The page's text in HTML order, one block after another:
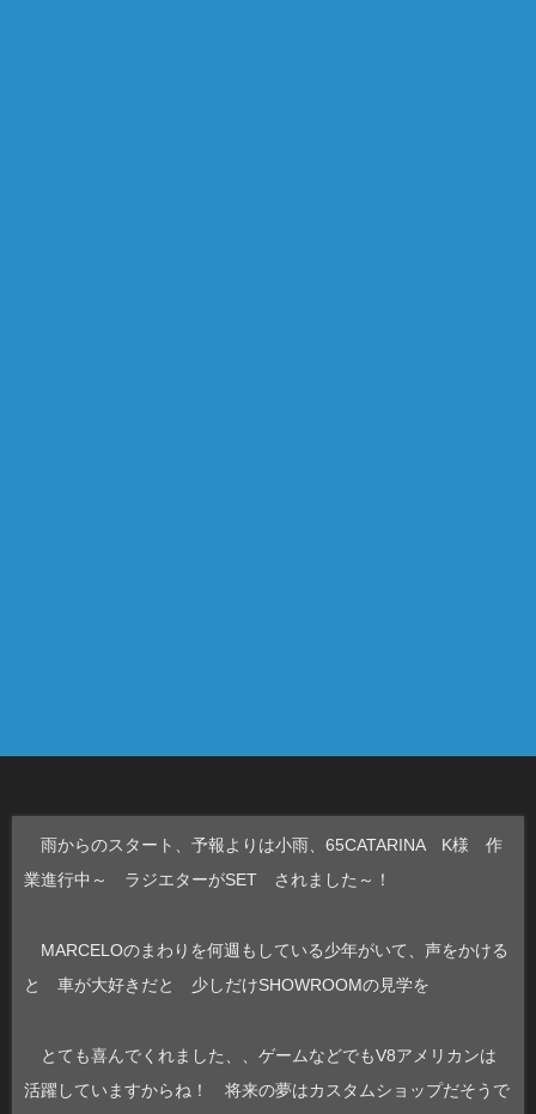
雨からのスタート、予報よりは小雨、65CATARINA K様 作
業進行中～ ラジエターがSET されました～！
MARCELOのまわりを何週もしている少年がいて、声をかける
と 車が大好きだと 少しだけSHOWROOMの見学を
とても喜んでくれました、、ゲームなどでもV8アメリカンは
活躍していますからね！ 将来の夢はカスタムショップだそうで